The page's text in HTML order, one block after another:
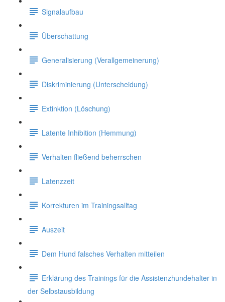
Signalaufbau
Überschattung
Generalisierung (Verallgemeinerung)
Diskriminierung (Unterscheidung)
Extinktion (Löschung)
Latente Inhibition (Hemmung)
Verhalten fließend beherrschen
Latenzzeit
Korrekturen im Trainingsalltag
Auszeit
Dem Hund falsches Verhalten mitteilen
Erklärung des Trainings für die Assistenzhundehalter in
der Selbstausbildung